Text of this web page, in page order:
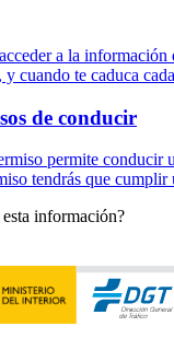
a la información
cuando te caduca
de conducir
permite conducir
tendrás que cumplir
información?